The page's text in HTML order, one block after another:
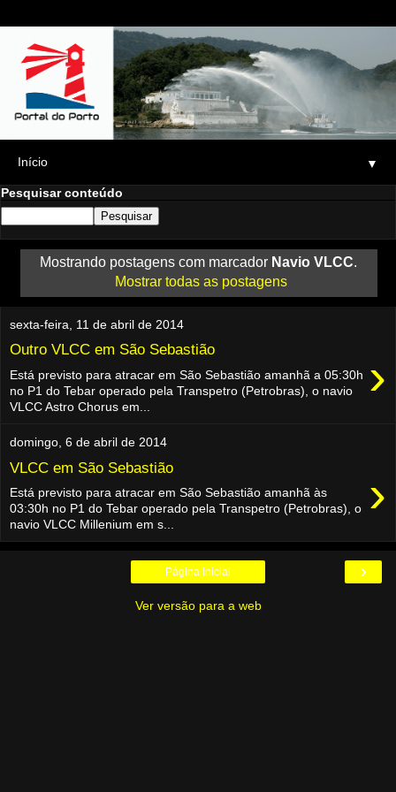
▼
Pesquisar conteúdo
Mostrando postagens com marcador Navio VLCC.
Mostrar todas as postagens
sexta-feira, 11 de abril de 2014
Outro VLCC em São Sebastião ›
Está previsto para atracar em São Sebastião amanhã a 05:30h
no P1 do Tebar operado pela Transpetro (Petrobras), o navio
VLCC Astro Chorus em...
domingo, 6 de abril de 2014
VLCC em São Sebastião ›
Está previsto para atracar em São Sebastião amanhã às
03:30h no P1 do Tebar operado pela Transpetro (Petrobras), o
navio VLCC Millenium em s...
›
Página inicial
Ver versão para a web